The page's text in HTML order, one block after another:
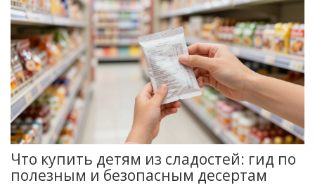
Что купить детям из сладостей: гид по
полезным и безопасным десертам